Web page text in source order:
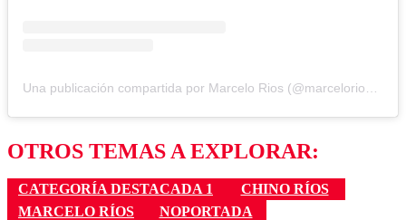
OTROS TEMAS A EXPLORAR:
CATEGORÍA DESTACADA 1
CHINO RÍOS
MARCELO RÍOS
NOPORTADA